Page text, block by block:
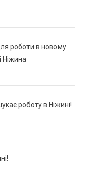
роботи в новому
Ніжина
роботу в Ніжині!